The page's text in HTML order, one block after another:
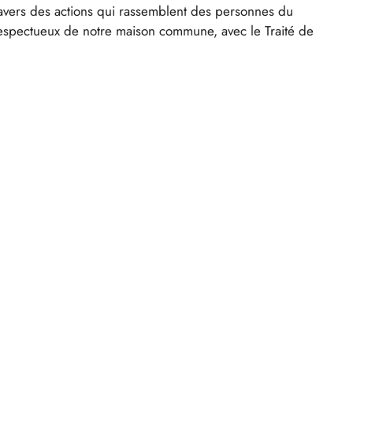
des actions qui rassemblent des personnes du
de notre maison commune, avec le Traité de